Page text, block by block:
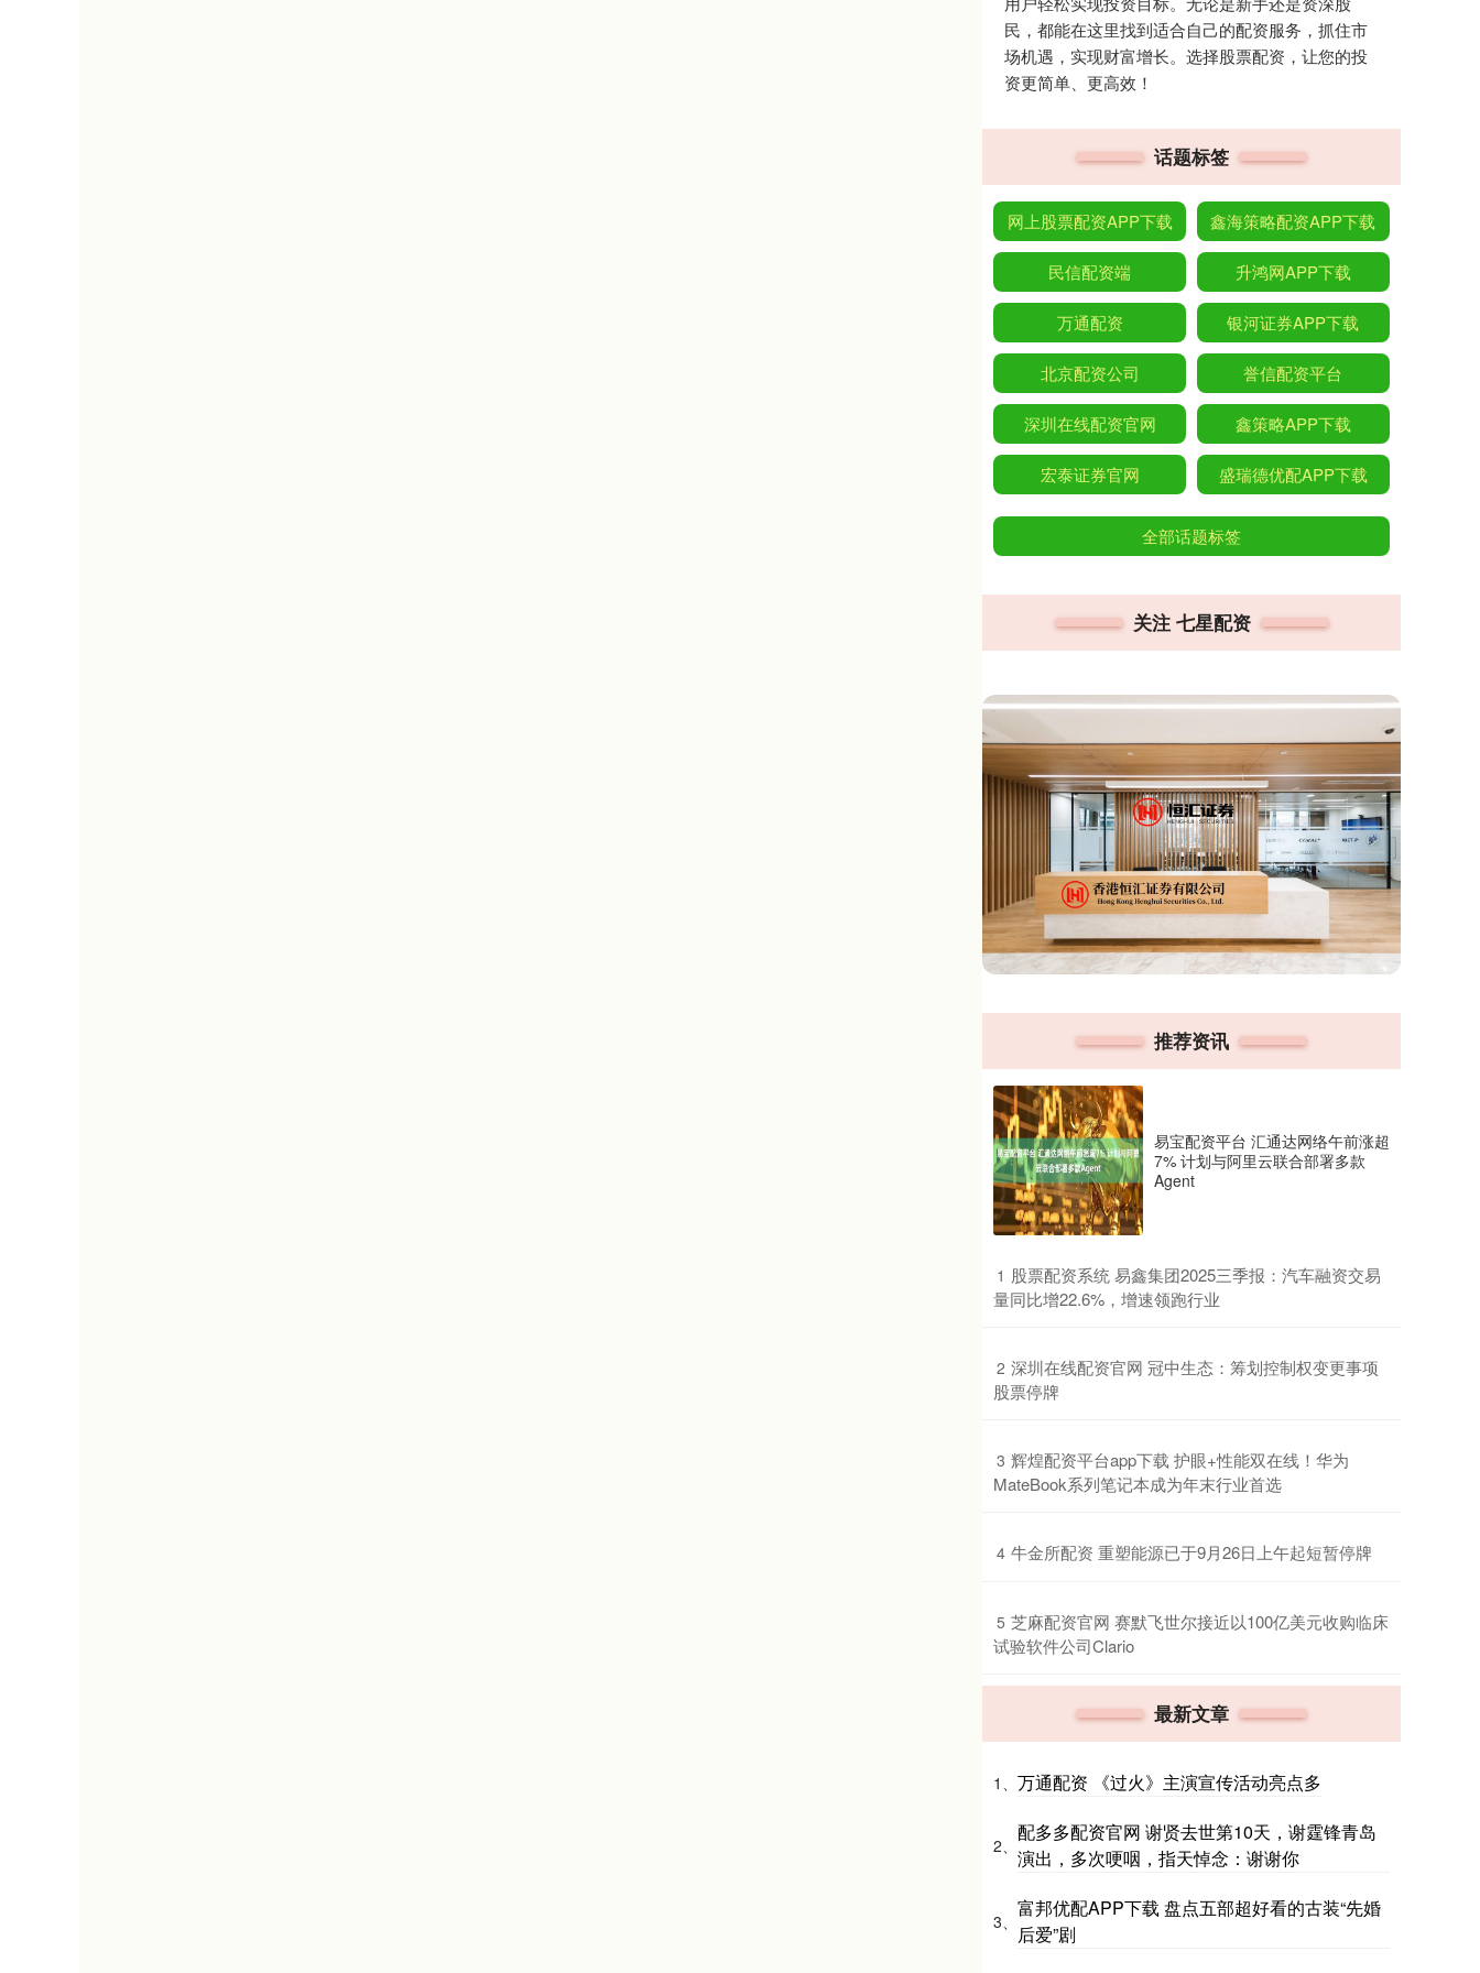
民，都能在这里找到适合自己的配资服务，抓住市
场机遇，实现财富增长。选择股票配资，让您的投
资更简单、更高效！
话题标签
网上股票配资APP下载 鑫海策略配资APP下载
民信配资端 升鸿网APP下载
万通配资 银河证券APP下载
北京配资公司 誉信配资平台
深圳在线配资官网 鑫策略APP下载
宏泰证券官网 盛瑞德优配APP下载
全部话题标签
关注 七星配资
推荐资讯
易宝配资平台 汇通达网络午前涨超
7% 计划与阿里云联合部署多款
Agent
1 ​股票配资系统 易鑫集团2025三季报：汽车融资交易
量同比增22.6%，增速领跑行业
2 ​深圳在线配资官网 冠中生态：筹划控制权变更事项
股票停牌
3 ​辉煌配资平台app下载 护眼+性能双在线！华为
MateBook系列笔记本成为年末行业首选
4 ​牛金所配资 重塑能源已于9月26日上午起短暂停牌
5 ​芝麻配资官网 赛默飞世尔接近以100亿美元收购临床
试验软件公司Clario
最新文章
1、 万通配资 《过火》主演宣传活动亮点多
2、
配多多配资官网 谢贤去世第10天，谢霆锋青岛
演出，多次哽咽，指天悼念：谢谢你
3、
富邦优配APP下载 盘点五部超好看的古装“先婚
后爱”剧